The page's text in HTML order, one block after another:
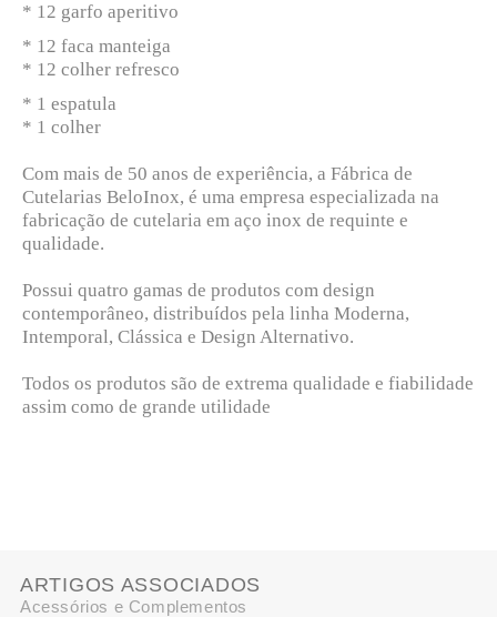
* 12 garfo aperitivo
* 12 faca manteiga
* 12 colher refresco
* 1 espatula
* 1 colher
Com mais de 50 anos de experiência, a Fábrica de
Cutelarias BeloInox, é uma empresa especializada na
fabricação de cutelaria em aço inox de requinte e
qualidade.
Possui quatro gamas de produtos com design
contemporâneo, distribuídos pela linha Moderna,
Intemporal, Clássica e Design Alternativo.
Todos os produtos são de extrema qualidade e fiabilidade
assim como de grande utilidade
ARTIGOS ASSOCIADOS
Acessórios e Complementos